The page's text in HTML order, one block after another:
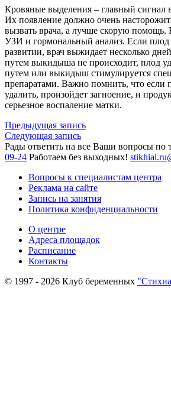
Кровяные выделения – главный сигнал
Их появление должно очень
вызвать врача, а лучше скорую помощь.
УЗИ и гормональный анализ. Если плод
развитии, врач выжидает несколько
путем выкидыша не происходит, плод
путем или выкидыш стимулируется
препаратами. Важно помнить, что если
удалить, произойдет загноение, и
серьезное воспаление матки.
Предыдущая запись
Следующая запись
Рады ответить на все Ваши вопросы по
09-24 Работаем без выходных!
Вопросы к специалистам центра
Реклама на сайте
Запись на занятия
Политика конфиденциальности
О центре
Адреса площадок
Расписание
Контакты
© 1997 - 2026 Клуб беременных